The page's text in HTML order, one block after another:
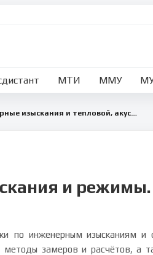
МТИ ММУ
Учебная практика: инженерные изыскания и тепловой, акустический, световой режимы помещений
и режимы.
по инженерным изысканиям
замеров и расчётов, а